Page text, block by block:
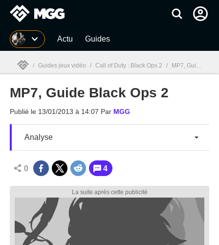
MGG Actu Guides
MGG
/ Guides jeux vidéo / Call of Duty : Black Ops 2 / MP7, Guide Black Ops 2
MP7, Guide Black Ops 2
Publié le 13/01/2013 à 14:07 Par MGG
Analyse
0 4